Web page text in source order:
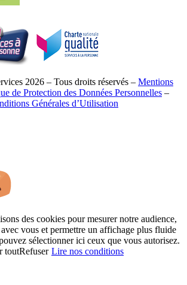
2026 – Tous droits réservés – Mentions
de Protection des Données Personnelles –
Générales d’Utilisation
des cookies pour mesurer notre audience,
vous et permettre un affichage plus fluide
sélectionner ici ceux que vous autorisez.
toutRefuser Lire nos conditions